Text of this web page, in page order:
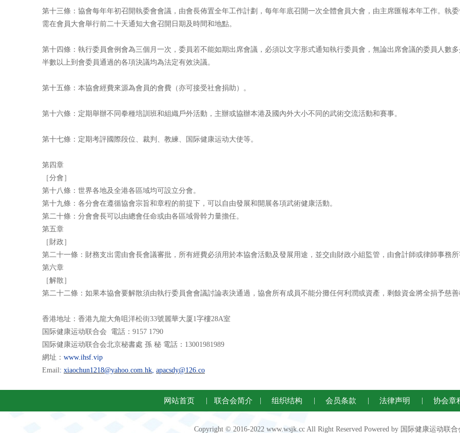
第十三條：協會每年年初召開執委會會議，由會長佈置全年工作計劃，每年年底召開一次全體會員大會，由主席匯報本年工作。執
需在會員大會舉行前二十天通知大會召開日期及時間和地點。
第十四條：執行委員會例會為三個月一次，委員若不能如期出席會議，必須以文字形式通知執行委員會，無論出席會議的委員人數
半數以上到會委員通過的各項決議均為法定有效決議。
第十五條：本協會經費來源為會員的會費（亦可接受社會捐助）。
第十六條：定期舉辦不同拳種培訓班和組織戶外活動，主辦或協辦本港及國內外大小不同的武術交流活動和賽事。
第十七條：定期考評國際段位、裁判、教練、国际健康运动大使等。
第四章
［分會］
第十八條：世界各地及全港各區域均可設立分會。
第十九條：各分會在遵循協會宗旨和章程的前提下，可以自由發展和開展各項武術健康活動。
第二十條：分會會長可以由總會任命或由各區域骨幹力量擔任。
第五章
［財政］
第二十一條：財務支出需由會長會議審批，所有經費必須用於本協會活動及發展用途，並交由財政小組監管，由會計師或律師事務所
第六章
［解散］
第二十二條：如果本協會要解散須由執行委員會會議討論表決通過，協會所有成員不能分攤任何利潤或資產，剩餘資金將全捐予慈善
香港地址：香港九龍大角咀洋松街33號麗華大厦1字樓28A室
国际健康运动联合会
電話： 9157 1790
国际健康运动联合会北京秘書處 孫 秘 電話： 13001981989
網址： www.ihsf.vip
Email: xiaochun1218@yahoo.com.hk, apacsdy@126.co
网站首页 联合会简介 组织结构 会员条款 法律声明 协会章
Copyright © 2016-2022 www.wsjk.cc All Right Reserved Powered by 国际健康运动联